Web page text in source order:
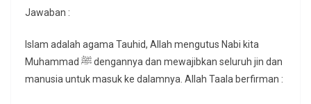
Jawaban :
Islam adalah agama Tauhid, Allah mengutus Nabi kita
Muhammad ﷺ dengannya dan mewajibkan seluruh jin dan
manusia untuk masuk ke dalamnya. Allah Taala berfirman :